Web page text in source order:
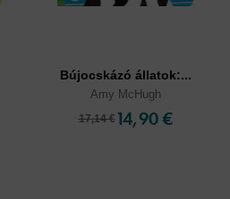
Bújocskázó állatok:...
Amy McHugh
17,14 € 14,90 €